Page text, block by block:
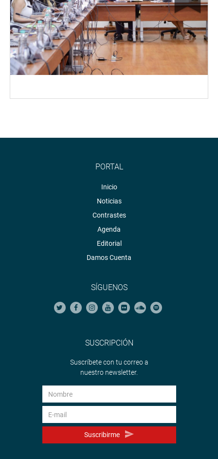
PORTAL
Inicio
Noticias
Contrastes
Agenda
Editorial
Damos Cuenta
SÍGUENOS
SUSCRIPCIÓN
Suscríbete con tu correo a
nuestro newsletter.
Suscribirme